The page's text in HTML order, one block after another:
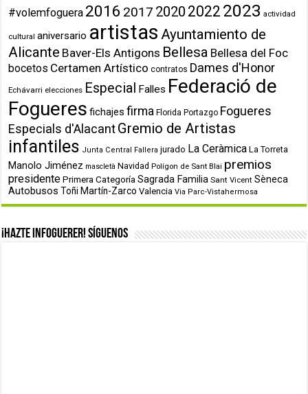
#volemfoguera 2016 2017 2020 2022 2023 actividad
cultural aniversario artistas Ayuntamiento de
Alicante Baver-Els Antigons Bellesa Bellesa del Foc
bocetos Certamen Artístico contratos Dames d'Honor
Echávarri elecciones Especial Falles Federació de
Fogueres fichajes firma Florida Portazgo Fogueres
Especials d'AlacantGremio de Artistas
infantiles Junta Central Fallera jurado La Ceràmica La Torreta
Manolo Jiménez mascletà Navidad Polígon de Sant Blai premios
presidente Primera Categoría Sagrada Familia Sant Vicent Sèneca
Autobusos Toñi Martín-Zarco Valencia Via Parc-Vistahermosa
¡Hazte infoguerer! Síguenos